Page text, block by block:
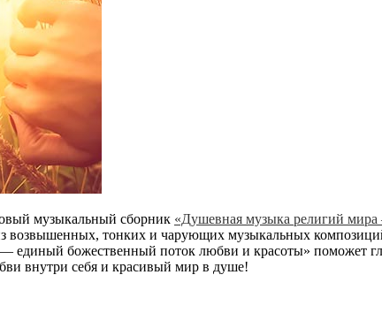
музыкальный сборник «Душевная музыка религий
возвышенных, тонких и чарующих музыкальных
божественный поток любви и красоты» поможет
внутри себя и красивый мир в душе!